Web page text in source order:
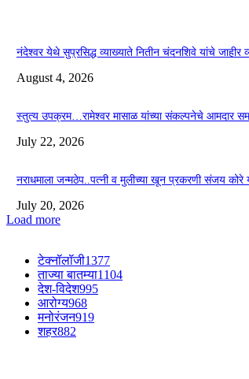
नंदेश्वर येथे सुप्रसिद्ध व्याख्याते नितीन चंदनशिवे यांचे जाहीर
August 4, 2026
स्तुत्य उपक्रम…रामेश्वर मासाळ यांच्या संकल्पनेचे आमदार
July 22, 2026
नराधमाला जन्मठेप..पत्नी व मुलीच्या खून प्रकरणी संजय कोरे
July 20, 2026
Load more
टेक्नॉलॉजी1377
ताज्या बातम्या1104
देश-विदेश995
आरोग्य968
मनोरंजन919
शहर882